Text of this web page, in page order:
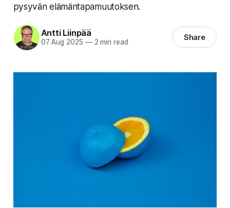
pysyvän elämäntapamuutoksen.
Antti Liinpää
07 Aug 2025 —2 min read Share